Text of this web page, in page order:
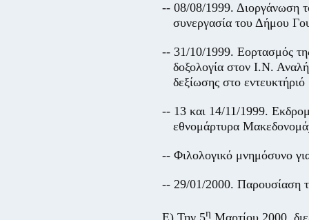
-- 08/08/1999. Διοργάνωση
συνεργασία του Δήμου
-- 31/10/1999. Εορτασμός
δοξολογία στον Ι.Ν.
δεξίωσης στο
-- 13 και 14/11/1999.
εθνομάρτυρα
-- Φιλολογικό μνημόσυνο
-- 29/01/2000.
Ε) Την 5η Μαρτίου 2000,